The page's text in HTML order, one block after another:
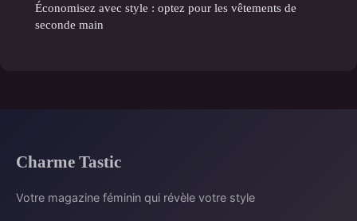
Économisez avec style : optez pour les vêtements de
seconde main
Charme Tastic
Votre magazine féminin qui révèle votre style